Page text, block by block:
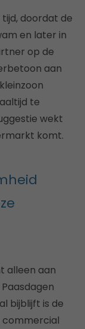
tijd, doordat de
en later in
op de
aan
te
wekt
komt.
alleen aan
bijblijft is de
commercial